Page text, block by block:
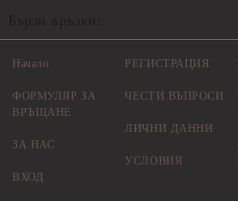
Начало
ФОРМУЛЯР ЗА
ВРЪЩАНЕ
ЗА НАС
ВХОД
РЕГИСТРАЦИЯ
ЧЕСТИ ВЪПРОСИ
ЛИЧНИ ДАННИ
УСЛОВИЯ